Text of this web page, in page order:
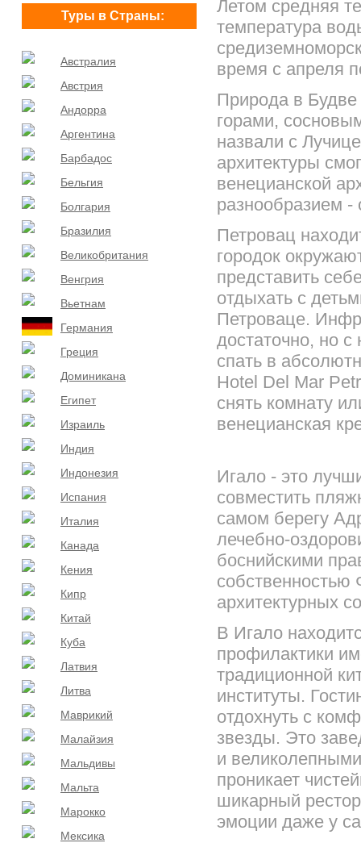
Туры в Страны:
Австралия
Австрия
Андорра
Аргентина
Барбадос
Бельгия
Болгария
Бразилия
Великобритания
Венгрия
Вьетнам
Германия
Греция
Доминикана
Египет
Израиль
Индия
Индонезия
Испания
Италия
Канада
Кения
Кипр
Китай
Куба
Латвия
Литва
Маврикий
Малайзия
Мальдивы
Мальта
Марокко
Мексика
Летом средняя
температура
время с апреля
Природа в
горами,
назвали c
архитектуры
венецианской
разнообразием
Петровац
городок
представить
отдыхать с
Петроваце.
достаточно, но
спать в
Hotel Del Mar
снять комнату
венецианская
Игало - это
совместить
самом берегу
лечебно-
боснийскими
архитектурных
В Игало
профилактики
традиционной
институты.
отдохнуть с
звезды. Это
и
проникает
шикарный
эмоции даже у